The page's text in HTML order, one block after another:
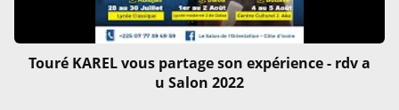
Touré KAREL vous partage son expérience - rdv a
u Salon 2022